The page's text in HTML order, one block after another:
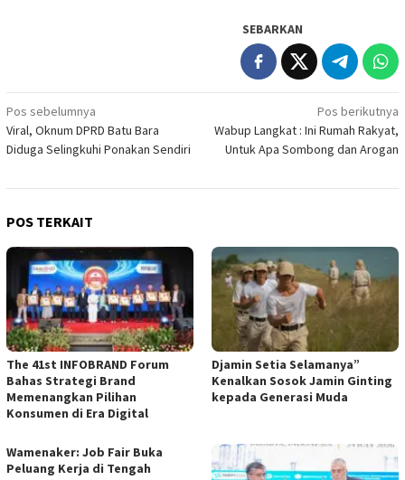
SEBARKAN
Navigasi
pos
Pos sebelumnya
Viral, Oknum DPRD Batu Bara
Diduga Selingkuhi Ponakan Sendiri
Pos berikutnya
Wabup Langkat : Ini Rumah Rakyat,
Untuk Apa Sombong dan Arogan
POS TERKAIT
The 41st INFOBRAND Forum
Bahas Strategi Brand
Memenangkan Pilihan
Konsumen di Era Digital
Djamin Setia Selamanya”
Kenalkan Sosok Jamin Ginting
kepada Generasi Muda
Wamenaker: Job Fair Buka
Peluang Kerja di Tengah